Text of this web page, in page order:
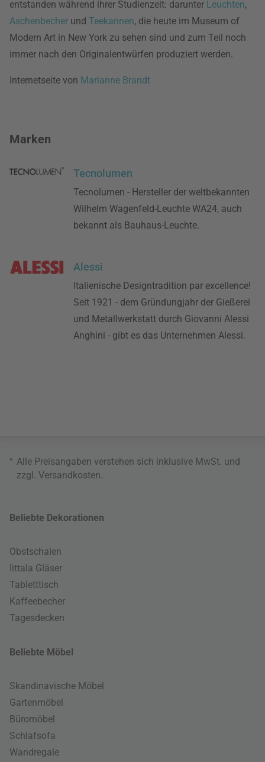
entstanden während ihrer Studienzeit: darunter Leuchten,
Aschenbecher und Teekannen, die heute im Museum of
Modern Art in New York zu sehen sind und zum Teil noch
immer nach den Originalentwürfen produziert werden.
Internetseite von Marianne Brandt
Marken
Tecnolumen
Tecnolumen - Hersteller der weltbekannten
Wilhelm Wagenfeld-Leuchte WA24, auch
bekannt als Bauhaus-Leuchte.
Alessi
Italienische Designtradition par excellence!
Seit 1921 - dem Gründungjahr der Gießerei
und Metallwerkstatt durch Giovanni Alessi
Anghini - gibt es das Unternehmen Alessi.
* Alle Preisangaben verstehen sich inklusive MwSt. und
zzgl. Versandkosten
Beliebte Dekorationen
Obstschalen
Iittala Gläser
Tabletttisch
Kaffeebecher
Tagesdecken
Beliebte Möbel
Skandinavische Möbel
Gartenmöbel
Büromöbel
Schlafsofa
Wandregale